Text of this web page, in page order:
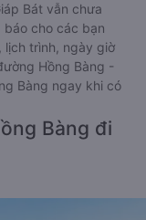
Bát vẫn chưa
báo cho các bạn
lịch trình, ngày giờ
Hồng Bàng -
Bàng ngay khi có
Bàng đi